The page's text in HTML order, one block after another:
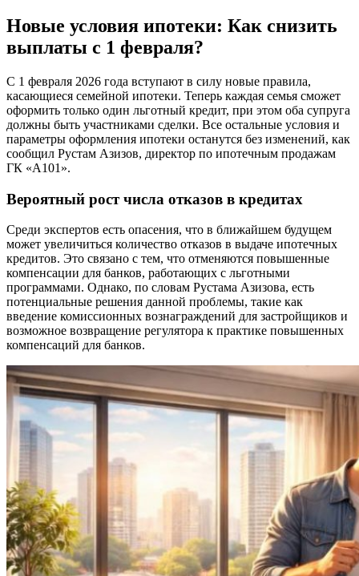
Новые условия ипотеки: Как снизить
выплаты с 1 февраля?
С 1 февраля 2026 года вступают в силу новые правила,
касающиеся семейной ипотеки. Теперь каждая семья сможет
оформить только один льготный кредит, при этом оба супруга
должны быть участниками сделки. Все остальные условия и
параметры оформления ипотеки останутся без изменений, как
сообщил Рустам Азизов, директор по ипотечным продажам
ГК «А101».
Вероятный рост числа отказов в кредитах
Среди экспертов есть опасения, что в ближайшем будущем
может увеличиться количество отказов в выдаче ипотечных
кредитов. Это связано с тем, что отменяются повышенные
компенсации для банков, работающих с льготными
программами. Однако, по словам Рустама Азизова, есть
потенциальные решения данной проблемы, такие как
введение комиссионных вознаграждений для застройщиков и
возможное возвращение регулятора к практике повышенных
компенсаций для банков.